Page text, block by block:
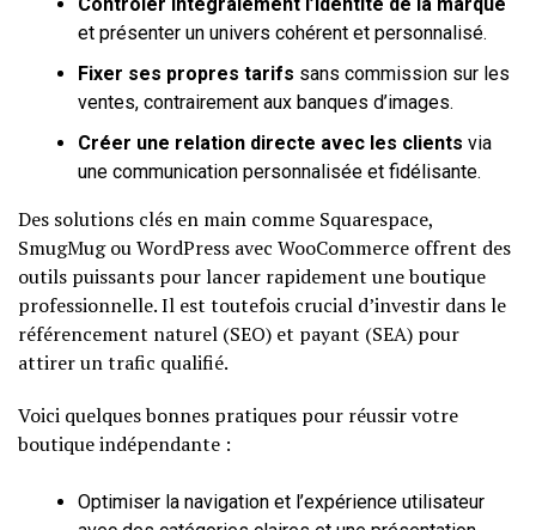
et présenter un univers cohérent et personnalisé.
Fixer ses propres tarifs sans commission sur les
ventes, contrairement aux banques d’images.
Créer une relation directe avec les clients via
une communication personnalisée et fidélisante.
Des solutions clés en main comme Squarespace,
SmugMug ou WordPress avec WooCommerce offrent des
outils puissants pour lancer rapidement une boutique
professionnelle. Il est toutefois crucial d’investir dans le
référencement naturel (SEO) et payant (SEA) pour
attirer un trafic qualifié.
Voici quelques bonnes pratiques pour réussir votre
boutique indépendante :
Optimiser la navigation et l’expérience utilisateur